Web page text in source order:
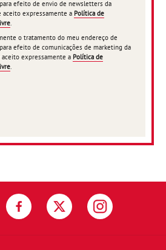
efeito de envio de newsletters da
aceito expressamente a Política de
.
o tratamento do meu endereço de
efeito de comunicações de marketing da
aceito expressamente a Política de
.